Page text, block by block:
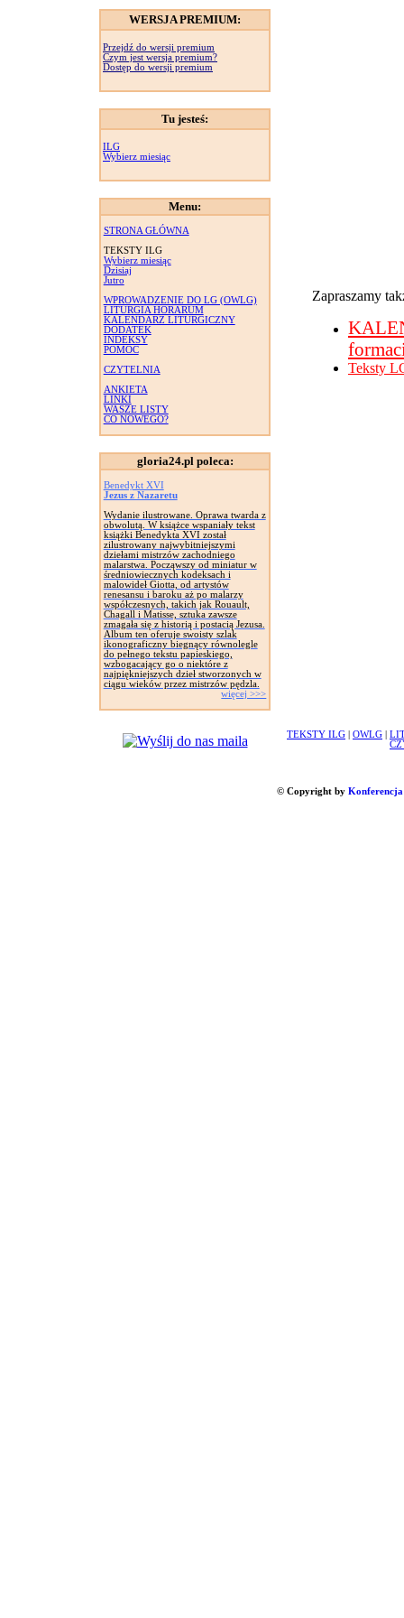
WERSJA PREMIUM:
Przejdź do wersji premium
Czym jest wersja premium?
Dostęp do wersji premium
Tu jesteś:
ILG
Wybierz miesiąc
Menu:
STRONA GŁÓWNA
TEKSTY ILG
Wybierz miesiąc
Dzisiaj
Jutro
WPROWADZENIE DO LG (OWLG)
LITURGIA HORARUM
KALENDARZ LITURGICZNY
DODATEK
INDEKSY
POMOC
CZYTELNIA
ANKIETA
LINKI
WASZE LISTY
CO NOWEGO?
gloria24.pl poleca:
Benedykt XVI
Jezus z Nazaretu
Wydanie ilustrowane. Oprawa twarda z
obwolutą. W książce wspaniały tekst
książki Benedykta XVI został
zilustrowany najwybitniejszymi
dziełami mistrzów zachodniego
malarstwa. Począwszy od miniatur w
średniowiecznych kodeksach i
malowideł Giotta, od artystów
renesansu i baroku aż po malarzy
współczesnych, takich jak Rouault,
Chagall i Matisse, sztuka zawsze
zmagała się z historią i postacią Jezusa.
Album ten oferuje swoisty szlak
ikonograficzny biegnący równolegle
do pełnego tekstu papieskiego,
wzbogacający go o niektóre z
najpiękniejszych dzieł stworzonych w
ciągu wieków przez mistrzów pędzla.
więcej >>>
Zapraszamy
Teksty
TEKSTY ILG OWLG
© Copyright by Konferencja